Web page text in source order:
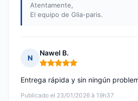
Atentamente,
El equipo de Glia-paris.
N
Nawel B.
Nota: 5 de 5
Publicado el 23/01/2026 à 19h37
Entrega rápida y sin ningún